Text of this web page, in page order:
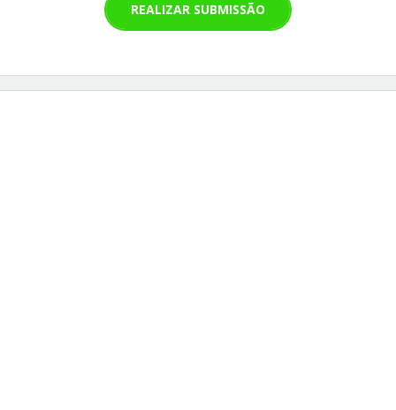
REALIZAR SUBMISSÃO